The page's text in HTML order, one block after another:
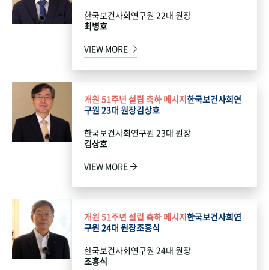
한국보건사회연구원 22대 원장
최병호
VIEW MORE
개원 51주년 설립 축하 메시지한국보건사회연
구원 23대 원장김상호
한국보건사회연구원 23대 원장
김상호
VIEW MORE
개원 51주년 설립 축하 메시지한국보건사회연
구원 24대 원장조흥식
한국보건사회연구원 24대 원장
조흥식